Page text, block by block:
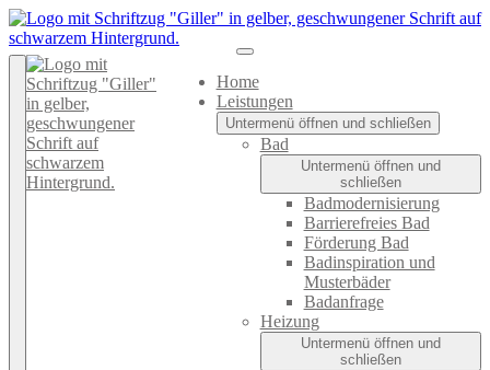
Home
Leistungen
Untermenü öffnen und schließen
Bad
Untermenü öffnen und
schließen
Badmodernisierung
Barrierefreies Bad
Förderung Bad
Badinspiration und
Musterbäder
Badanfrage
Heizung
Untermenü öffnen und
schließen